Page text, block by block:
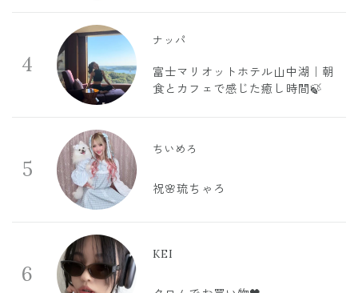
4
ナッパ
富士マリオットホテル山中湖｜朝
食とカフェで感じた癒し時間🍃
5
ちいめろ
祝🌸琉ちゃろ
6
KEI